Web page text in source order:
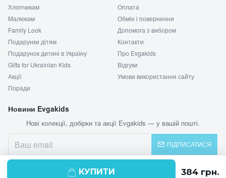
КУПИТИ
Хлопчикам
Малюкам
Family Look
Подарунки дітям
Подарунок дитині в Україну
Gifts for Ukrainian Kids
Акції
Поради
Оплата
Обмін і повернення
Допомога з вибором
Контакти
Про Evgakids
Відгуки
Умови використання сайту
Новини Evgakids
Нові колекції, добірки та акції Evgakids — у вашій пошті.
ПІДПИСАТИСЯ